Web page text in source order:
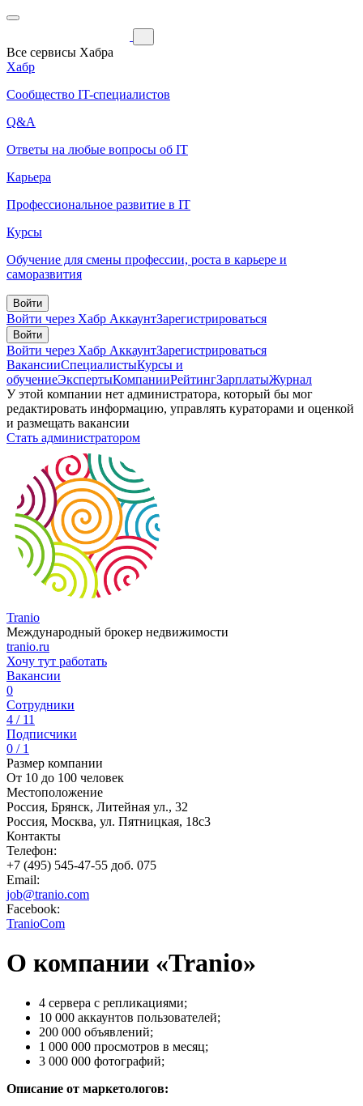
Все сервисы Хабра
Хабр
Сообщество IT-специалистов
Q&A
Ответы на любые вопросы об IT
Карьера
Профессиональное развитие в IT
Курсы
Обучение для смены профессии, роста в карьере и
саморазвития
Войти
Войти через Хабр АккаунтЗарегистрироваться
Войти
Войти через Хабр АккаунтЗарегистрироваться
ВакансииСпециалистыКурсы и
обучениеЭкспертыКомпанииРейтингЗарплатыЖурнал
У этой компании нет администратора, который бы мог
редактировать информацию, управлять кураторами и оценкой
и размещать вакансии
Стать администратором
Tranio
Международный брокер недвижимости
tranio.ru
Хочу тут работать
Вакансии
0
Сотрудники
4 / 11
Подписчики
0 / 1
Размер компании
От 10 до 100 человек
Местоположение
Россия, Брянск, Литейная ул., 32
Россия, Москва, ул. Пятницкая, 18с3
Контакты
Телефон:
+7 (495) 545-47-55 доб. 075
Email:
job@tranio.com
Facebook:
TranioCom
О компании «Tranio»
4 сервера с репликациями;
10 000 аккаунтов пользователей;
200 000 объявлений;
1 000 000 просмотров в месяц;
3 000 000 фотографий;
Описание от маркетологов: